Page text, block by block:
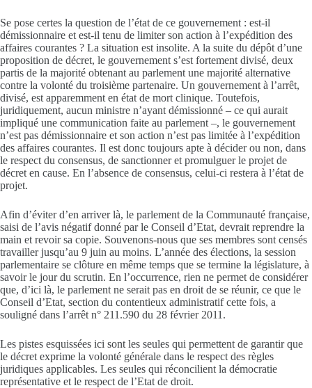
Se pose certes la question de l’état de ce gouvernement : est-il
démissionnaire et est-il tenu de limiter son action à l’expédition des
affaires courantes ? La situation est insolite. A la suite du dépôt d’une
proposition de décret, le gouvernement s’est fortement divisé, deux
partis de la majorité obtenant au parlement une majorité alternative
contre la volonté du troisième partenaire. Un gouvernement à l’arrêt,
divisé, est apparemment en état de mort clinique. Toutefois,
juridiquement, aucun ministre n’ayant démissionné – ce qui aurait
impliqué une communication faite au parlement –, le gouvernement
n’est pas démissionnaire et son action n’est pas limitée à l’expédition
des affaires courantes. Il est donc toujours apte à décider ou non, dans
le respect du consensus, de sanctionner et promulguer le projet de
décret en cause. En l’absence de consensus, celui-ci restera à l’état de
projet.
Afin d’éviter d’en arriver là, le parlement de la Communauté française,
saisi de l’avis négatif donné par le Conseil d’Etat, devrait reprendre la
main et revoir sa copie. Souvenons-nous que ses membres sont censés
travailler jusqu’au 9 juin au moins. L’année des élections, la session
parlementaire se clôture en même temps que se termine la législature, à
savoir le jour du scrutin. En l’occurrence, rien ne permet de considérer
que, d’ici là, le parlement ne serait pas en droit de se réunir, ce que le
Conseil d’Etat, section du contentieux administratif cette fois, a
souligné dans l’arrêt n° 211.590 du 28 février 2011.
Les pistes esquissées ici sont les seules qui permettent de garantir que
le décret exprime la volonté générale dans le respect des règles
juridiques applicables. Les seules qui réconcilient la démocratie
représentative et le respect de l’Etat de droit.